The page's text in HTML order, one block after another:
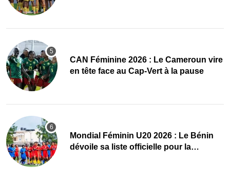
CAN Féminine 2026 : Le Cameroun vire
en tête face au Cap-Vert à la pause
Mondial Féminin U20 2026 : Le Bénin
dévoile sa liste officielle pour la